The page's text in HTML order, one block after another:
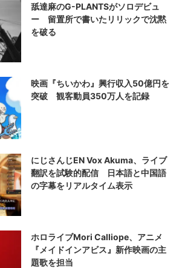
舐達麻のG-PLANTSがソロデビュ
ー 留置所で書いたリリックで沈黙
を破る
映画『ちいかわ』興行収入50億円を
突破 観客動員350万人を記録
にじさんじEN Vox Akuma、ライブ
翻訳を試験的配信 日本語と中国語
の字幕をリアルタイム表示
ホロライブMori Calliope、アニメ
『メイドインアビス』新作映画の主
題歌を担当